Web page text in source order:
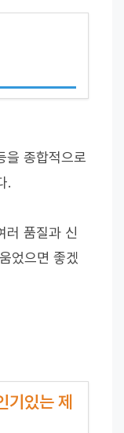
을 종합적으로
.
러 품질과 신
었으면 좋겠
기있는 제